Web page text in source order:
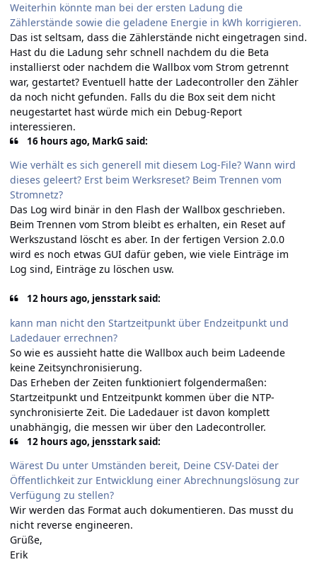
Weiterhin könnte man bei der ersten Ladung die
Zählerstände sowie die geladene Energie in kWh korrigieren.
Das ist seltsam, dass die Zählerstände nicht eingetragen sind.
Hast du die Ladung sehr schnell nachdem du die Beta
installierst oder nachdem die Wallbox vom Strom getrennt
war, gestartet? Eventuell hatte der Ladecontroller den Zähler
da noch nicht gefunden. Falls du die Box seit dem nicht
neugestartet hast würde mich ein Debug-Report
interessieren.
16 hours ago, MarkG said:
Wie verhält es sich generell mit diesem Log-File? Wann wird
dieses geleert? Erst beim Werksreset? Beim Trennen vom
Stromnetz?
Das Log wird binär in den Flash der Wallbox geschrieben.
Beim Trennen vom Strom bleibt es erhalten, ein Reset auf
Werkszustand löscht es aber. In der fertigen Version 2.0.0
wird es noch etwas GUI dafür geben, wie viele Einträge im
Log sind, Einträge zu löschen usw.
12 hours ago, jensstark said:
kann man nicht den Startzeitpunkt über Endzeitpunkt und
Ladedauer errechnen?
So wie es aussieht hatte die Wallbox auch beim Ladeende
keine Zeitsynchronisierung.
Das Erheben der Zeiten funktioniert folgendermaßen:
Startzeitpunkt und Entzeitpunkt kommen über die NTP-
synchronisierte Zeit. Die Ladedauer ist davon komplett
unabhängig, die messen wir über den Ladecontroller.
12 hours ago, jensstark said:
Wärest Du unter Umständen bereit, Deine CSV-Datei der
Öffentlichkeit zur Entwicklung einer Abrechnungslösung zur
Verfügung zu stellen?
Wir werden das Format auch dokumentieren. Das musst du
nicht reverse engineeren.
Grüße,
Erik